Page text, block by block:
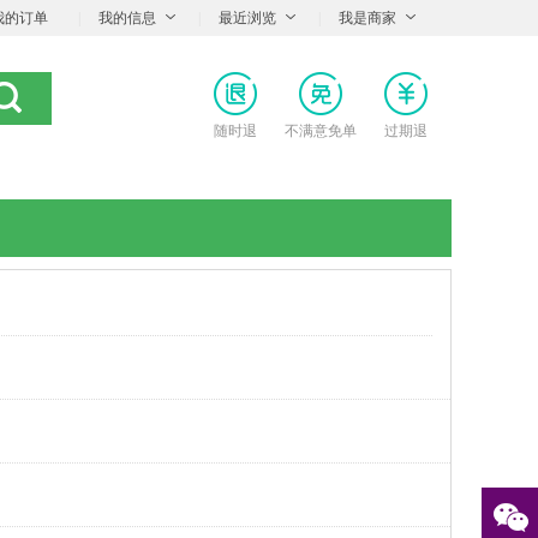
的订单 我的信息 最近浏览 我是商家
随时退 不满意免单 过期退